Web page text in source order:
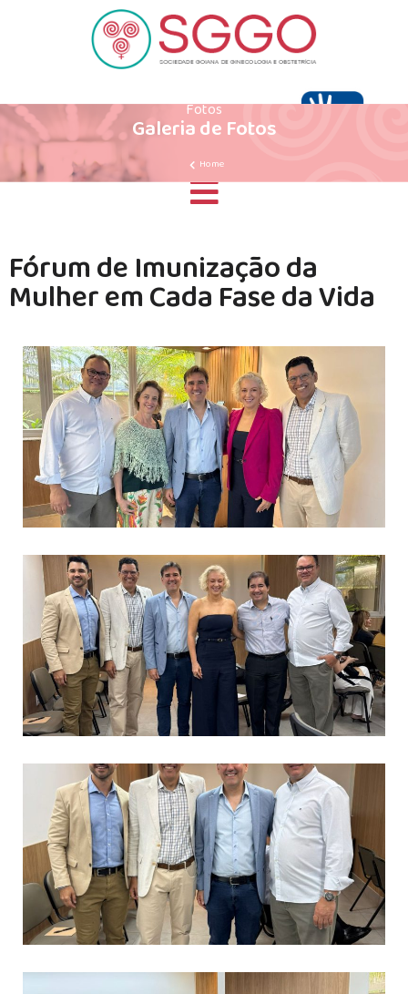
Fotos
Galeria de Fotos
Home
Fórum de Imunização da
Mulher em Cada Fase da Vida